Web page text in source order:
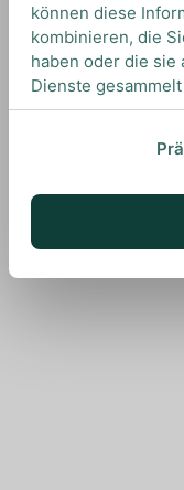
können diese
kombinieren, die
haben oder die
Dienste